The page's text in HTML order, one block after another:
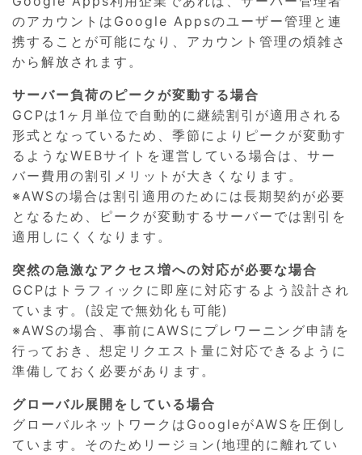
のアカウントはGoogle Appsのユーザー管理と連
携することが可能になり、アカウント管理の煩雑さ
から解放されます。
サーバー負荷のピークが変動する場合
GCPは1ヶ月単位で自動的に継続割引が適用される
形式となっているため、季節によりピークが変動す
るようなWEBサイトを運営している場合は、サー
バー費用の割引メリットが大きくなります。
※AWSの場合は割引適用のためには長期契約が必要
となるため、ピークが変動するサーバーでは割引を
適用しにくくなります。
突然の急激なアクセス増への対応が必要な場合
GCPはトラフィックに即座に対応するよう設計され
ています。(設定で無効化も可能)
※AWSの場合、事前にAWSにプレワーニング申請を
行っておき、想定リクエスト量に対応できるように
準備しておく必要があります。
グローバル展開をしている場合
グローバルネットワークはGoogleがAWSを圧倒し
ています。そのためリージョン(地理的に離れてい